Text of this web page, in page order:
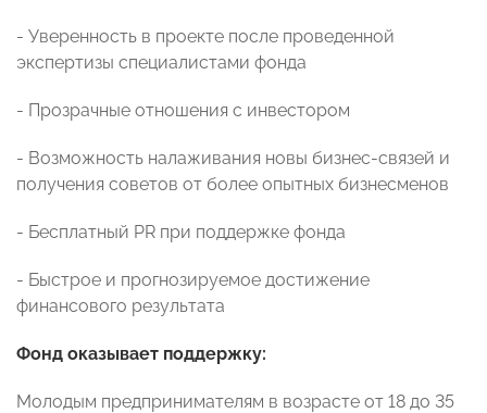
- Уверенность в проекте после проведенной
экспертизы специалистами фонда
- Прозрачные отношения с инвестором
- Возможность налаживания новы бизнес-связей и
получения советов от более опытных бизнесменов
- Бесплатный PR при поддержке фонда
- Быстрое и прогнозируемое достижение
финансового результата
Фонд оказывает поддержку:
Молодым предпринимателям в возрасте от 18 до 35